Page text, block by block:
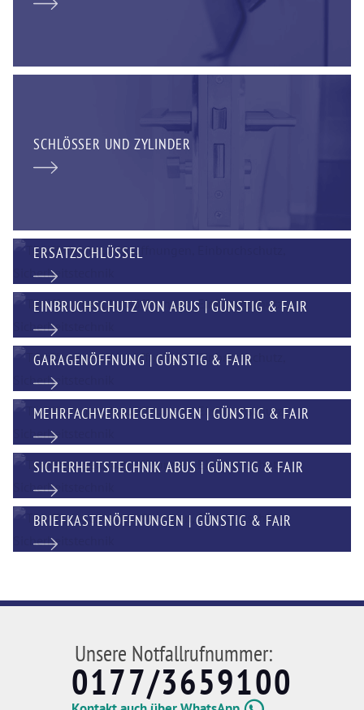
SCHLÖSSER UND ZYLINDER
ERSATZSCHLÜSSEL
EINBRUCHSCHUTZ VON ABUS | GÜNSTIG & FAIR
GARAGENÖFFNUNG | GÜNSTIG & FAIR
MEHRFACHVERRIEGELUNGEN | GÜNSTIG & FAIR
SICHERHEITSTECHNIK ABUS | GÜNSTIG & FAIR
BRIEFKASTENÖFFNUNGEN | GÜNSTIG & FAIR
Unsere Notfallrufnummer:
0177/3659100